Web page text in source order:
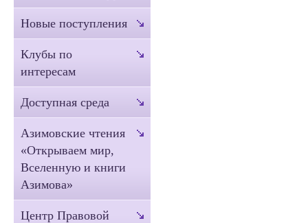
Новые поступления
Клубы по
интересам
Доступная среда
Азимовские чтения
«Открываем мир,
Вселенную и книги
Азимова»
Центр Правовой